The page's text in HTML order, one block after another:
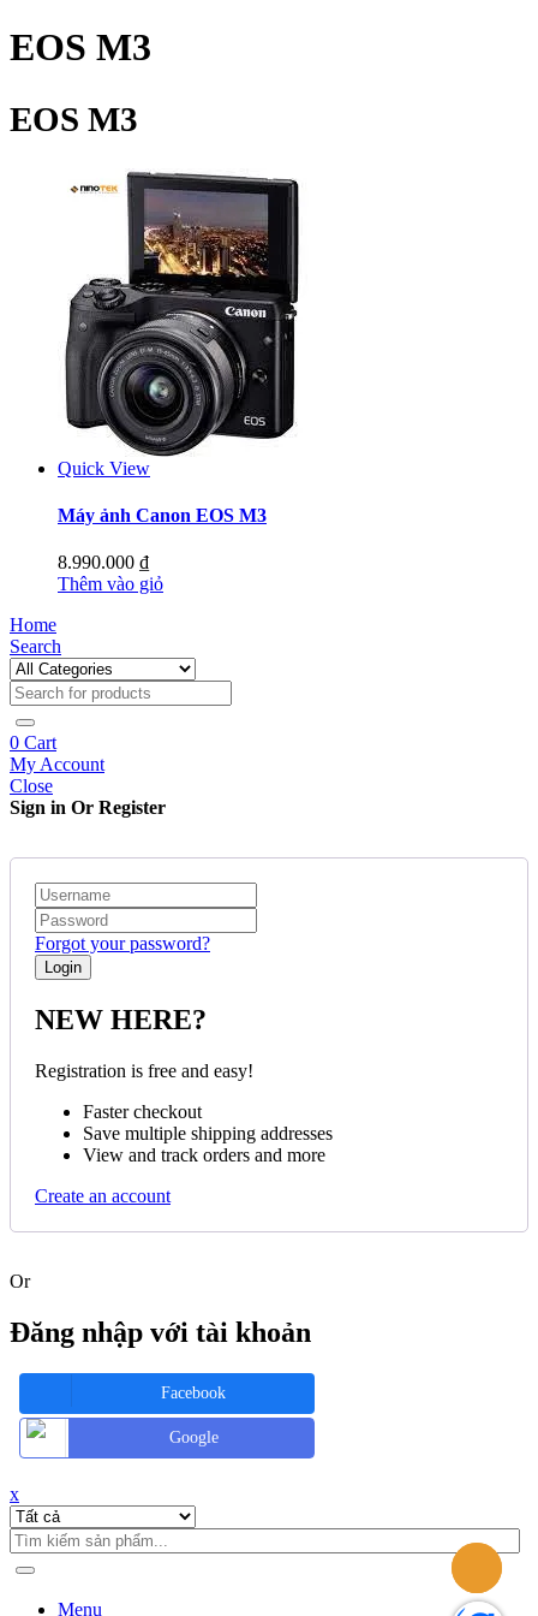
EOS M3
EOS M3
Quick View
Máy ảnh Canon EOS M3
8.990.000 ₫
Thêm vào giỏ
Home
Search
0 Cart
My Account
Close
Sign in Or Register
Forgot your password?
NEW HERE?
Registration is free and easy!
Faster checkout
Save multiple shipping addresses
View and track orders and more
Create an account
Or
Đăng nhập với tài khoản
Facebook
Google
x
Menu